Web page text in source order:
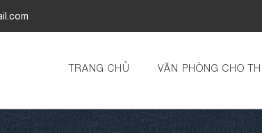
TRANG CHỦ VĂN PHÒNG CHO